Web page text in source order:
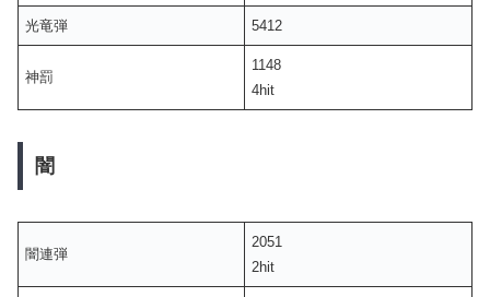
光竜弾 5412
神罰
1148
4hit
闇
闇連弾
2051
2hit